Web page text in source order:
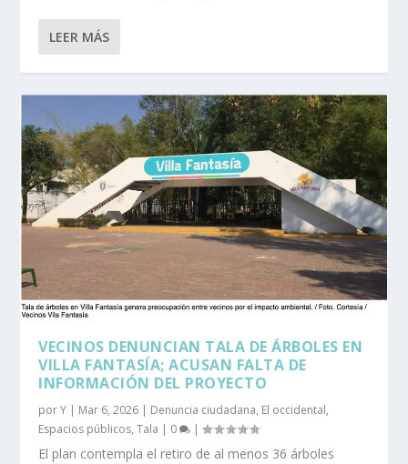
LEER MÁS
VECINOS DENUNCIAN TALA DE ÁRBOLES EN
VILLA FANTASÍA; ACUSAN FALTA DE
INFORMACIÓN DEL PROYECTO
porY | Mar 6, 2026 | Denuncia ciudadana, El occidental,
Espacios públicos,Tala | 0 |
El plan contempla el retiro de al menos 36 árboles